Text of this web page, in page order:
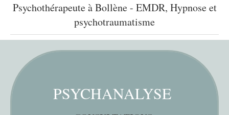
Psychothérapeute à Bollène - EMDR, Hypnose et
psychotraumatisme
PSYCHANALYSE